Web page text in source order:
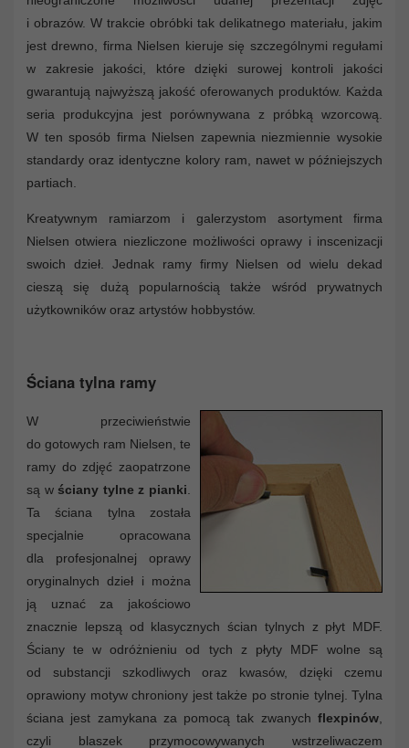
i obrazów. W trakcie obróbki tak delikatnego materiału, jakim
jest drewno, firma Nielsen kieruje się szczególnymi regułami
w zakresie jakości, które dzięki surowej kontroli jakości
gwarantują najwyższą jakość oferowanych produktów. Każda
seria produkcyjna jest porównywana z próbką wzorcową.
W ten sposób firma Nielsen zapewnia niezmiennie wysokie
standardy oraz identyczne kolory ram, nawet w późniejszych
partiach.
Kreatywnym ramiarzom i galerzystom asortyment firma
Nielsen otwiera niezliczone możliwości oprawy i inscenizacji
swoich dzieł. Jednak ramy firmy Nielsen od wielu dekad
cieszą się dużą popularnością także wśród prywatnych
użytkowników oraz artystów hobbystów.
Ściana tylna ramy
W przeciwieństwie
do gotowych ram Nielsen, te
ramy do zdjęć zaopatrzone
są w ściany tylne z pianki.
Ta ściana tylna została
specjalnie opracowana
dla profesjonalnej oprawy
oryginalnych dzieł i można
ją uznać za jakościowo
znacznie lepszą od klasycznych ścian tylnych z płyt MDF.
Ściany te w odróżnieniu od tych z płyty MDF wolne są
od substancji szkodliwych oraz kwasów, dzięki czemu
oprawiony motyw chroniony jest także po stronie tylnej. Tylna
ściana jest zamykana za pomocą tak zwanych flexpinów,
czyli blaszek przymocowywanych wstrzeliwaczem